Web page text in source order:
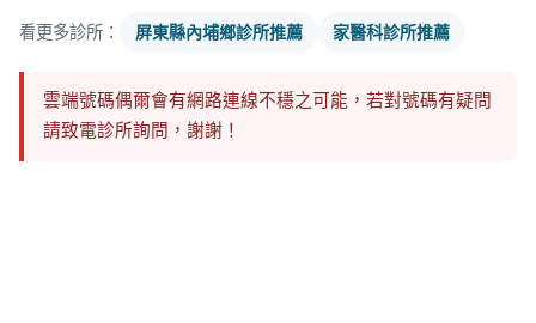
看更多診所： 屏東縣內埔鄉診所推薦 家醫科診所推薦
雲端號碼偶爾會有網路連線不穩之可能，若對號碼有疑問
請致電診所詢問，謝謝！